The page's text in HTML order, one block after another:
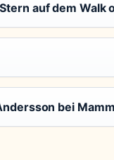
auf dem Walk
bei